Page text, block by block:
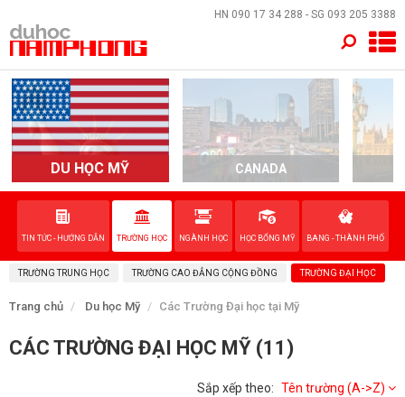
HN 090 17 34 288 - SG 093 205 3388
DU HỌC MỸ CANADA
TIN TỨC - HƯỚNG DẪN TRƯỜNG HỌC NGÀNH HỌC HỌC BỔNG MỸ BANG - THÀNH PHỐ
TRƯỜNG TRUNG HỌC TRƯỜNG CAO ĐẲNG CỘNG ĐỒNG TRƯỜNG ĐẠI HỌC
Trang chủ Du học Mỹ Các Trường Đại học tại Mỹ
CÁC TRƯỜNG ĐẠI HỌC MỸ (11)
Sắp xếp theo: Tên trường (A->Z)
×
TRANG CHỦ
QUỐC GIA
DỊCH VỤ
VỀ NAM PHONG